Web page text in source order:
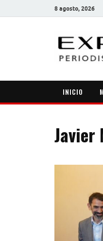
8 agosto, 2026
INICIO
Javier